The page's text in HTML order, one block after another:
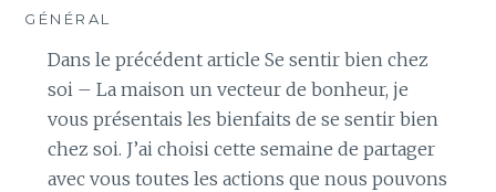
GÉNÉRAL
Dans le précédent article Se sentir bien chez
soi – La maison un vecteur de bonheur, je
vous présentais les bienfaits de se sentir bien
chez soi. J’ai choisi cette semaine de partager
avec vous toutes les actions que nous pouvons